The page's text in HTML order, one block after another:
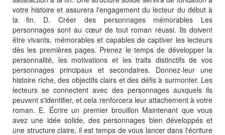
votre histoire et assurera l'engagement du lecteur du début à
la fin. D. Créer des personnages mémorables Les
personnages sont au cœur de tout roman réussi. Ils doivent
être vivants, mémorables et capables de captiver les lecteurs
dès les premières pages. Prenez le temps de développer la
personnalité, les motivations et les traits distinctifs de vos
personnages principaux et secondaires. Donnez-leur une
histoire riche, des objectifs clairs et des défis à surmonter. Les
lecteurs se connectent avec des personnages auxquels ils
peuvent s'identifier, et cela renforcera leur attachement à votre
roman. E. Écrire un premier brouillon Maintenant que vous
avez une idée solide, des personnages bien développés et
une structure claire, il est temps de vous lancer dans l'écriture